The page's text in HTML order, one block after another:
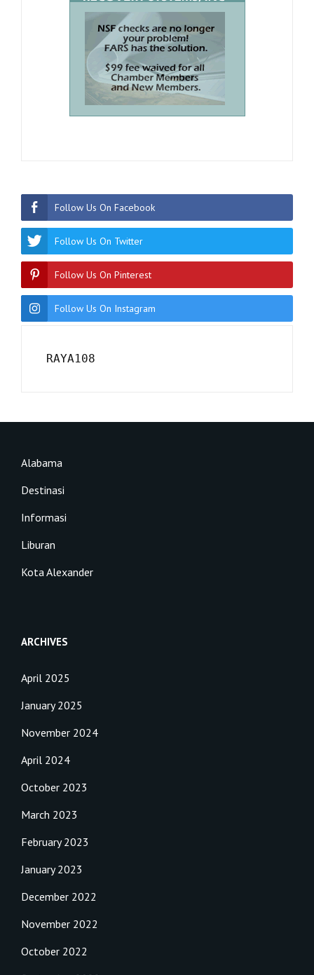
Follow Us On Facebook
Follow Us On Twitter
Follow Us On Pinterest
Follow Us On Instagram
RAYA108
Alabama
Destinasi
Informasi
Liburan
Kota Alexander
ARCHIVES
April 2025
January 2025
November 2024
April 2024
October 2023
March 2023
February 2023
January 2023
December 2022
November 2022
October 2022